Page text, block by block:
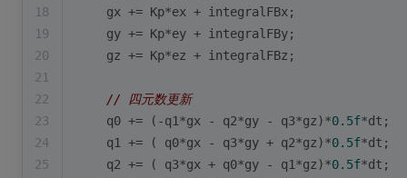
18
    gx += Kp*ex + integralFBx;
19
    gy += Kp*ey + integralFBy;
20
    gz += Kp*ez + integralFBz;
21
22
// 四元数更新
23
    q0 += (-q1*gx - q2*gy - q3*gz)*
0.5f*dt;
24
    q1 += ( q0*gx - q3*gy + q2*gz)*
0.5f*dt;
25
    q2 += ( q3*gx + q0*gy - q1*gz)*
0.5f*dt;